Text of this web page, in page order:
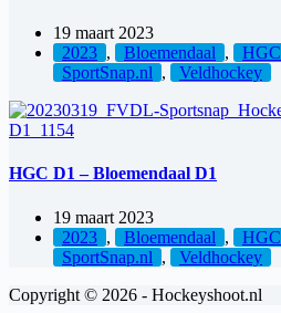
19 maart 2023
2023 , Bloemendaal , HGC
SportSnap.nl , Veldhockey
HGC D1 – Bloemendaal D1
19 maart 2023
2023 , Bloemendaal , HGC
SportSnap.nl ,
Veldhockey
Copyright © 2026 - Hockeyshoot.nl